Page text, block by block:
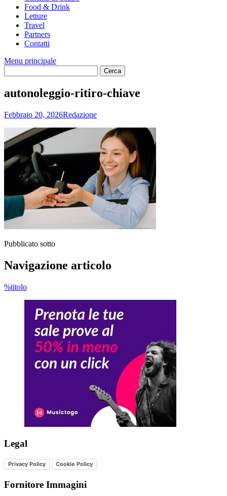
Food & Drink
Letture
Travel
Partners
Contatti
Menu principale
autonoleggio-ritiro-chiave
Febbraio 20, 2026Redazione
Pubblicato sotto
Navigazione articolo
%titolo
Legal
Privacy Policy Cookie Policy
Fornitore Immagini